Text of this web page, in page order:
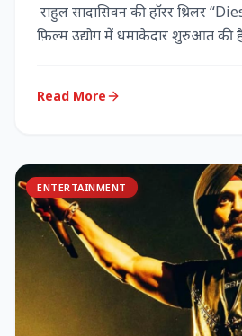
राहुल सादासिवन की हॉरर थ्रिलर
फ़िल्म उद्योग में धमाकेदार शुरुआत की
Read More
ENTERTAINMENT